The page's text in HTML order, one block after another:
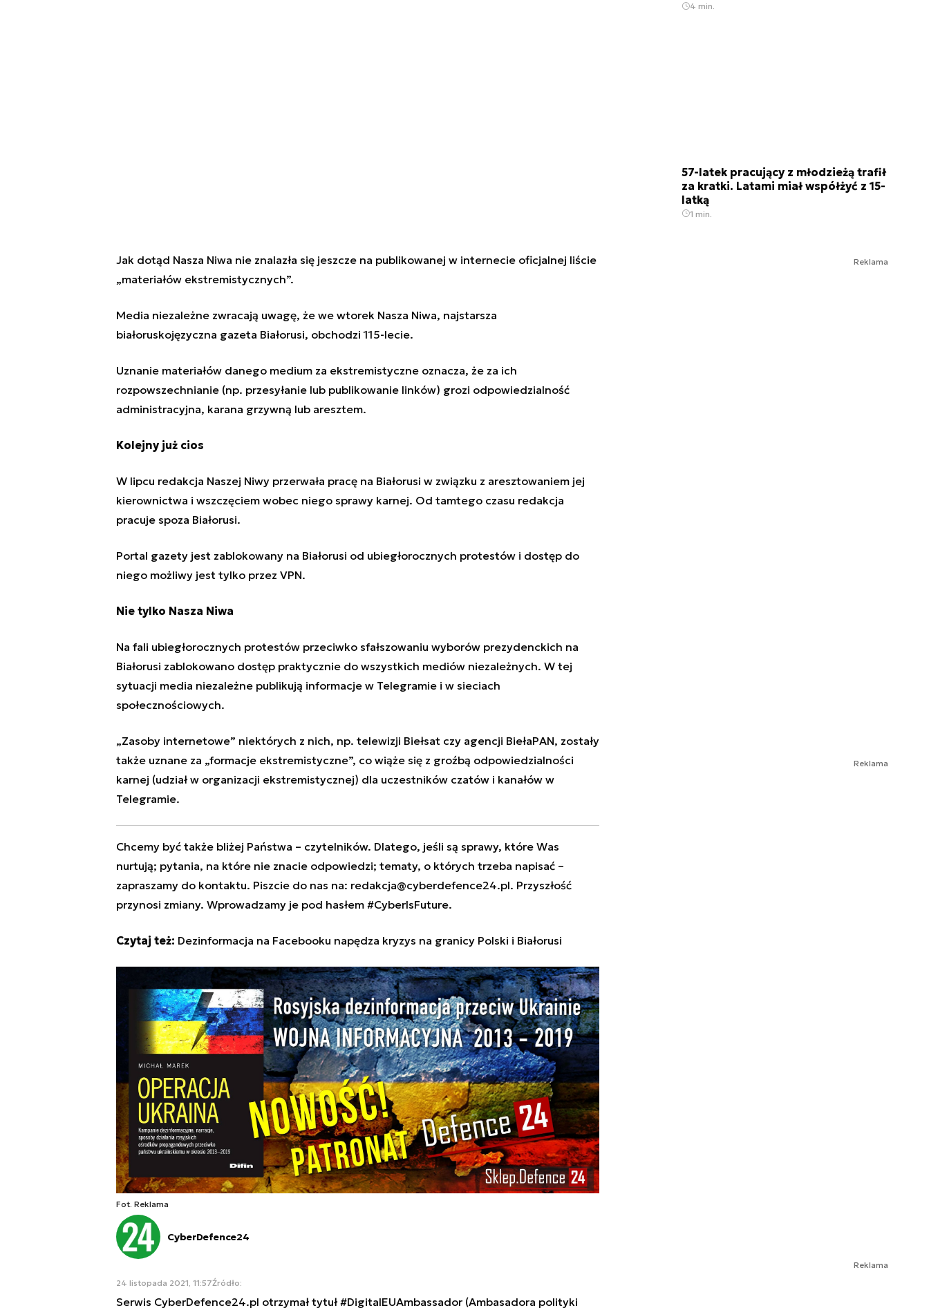
Jak dotąd Nasza Niwa nie znalazła się jeszcze na publikowanej w internecie oficjalnej liście
„materiałów ekstremistycznych”.
Media niezależne zwracają uwagę, że we wtorek Nasza Niwa, najstarsza
białoruskojęzyczna gazeta Białorusi, obchodzi 115-lecie.
Uznanie materiałów danego medium za ekstremistyczne oznacza, że za ich
rozpowszechnianie (np. przesyłanie lub publikowanie linków) grozi odpowiedzialność
administracyjna, karana grzywną lub aresztem.
Kolejny już cios
W lipcu redakcja Naszej Niwy przerwała pracę na Białorusi w związku z aresztowaniem jej
kierownictwa i wszczęciem wobec niego sprawy karnej. Od tamtego czasu redakcja
pracuje spoza Białorusi.
Portal gazety jest zablokowany na Białorusi od ubiegłorocznych protestów i dostęp do
niego możliwy jest tylko przez VPN.
Nie tylko Nasza Niwa
Na fali ubiegłorocznych protestów przeciwko sfałszowaniu wyborów prezydenckich na
Białorusi zablokowano dostęp praktycznie do wszystkich mediów niezależnych. W tej
sytuacji media niezależne publikują informacje w Telegramie i w sieciach
społecznościowych.
„Zasoby internetowe” niektórych z nich, np. telewizji Biełsat czy agencji BiełaPAN, zostały
także uznane za „formacje ekstremistyczne”, co wiąże się z groźbą odpowiedzialności
karnej (udział w organizacji ekstremistycznej) dla uczestników czatów i kanałów w
Telegramie.
Chcemy być także bliżej Państwa – czytelników. Dlatego, jeśli są sprawy, które Was
nurtują; pytania, na które nie znacie odpowiedzi; tematy, o których trzeba napisać –
zapraszamy do kontaktu. Piszcie do nas na: redakcja@cyberdefence24.pl. Przyszłość
przynosi zmiany. Wprowadzamy je pod hasłem #CyberIsFuture.
Czytaj też: Dezinformacja na Facebooku napędza kryzys na granicy Polski i Białorusi
Fot. Reklama
CyberDefence24
24 listopada 2021, 11:57Źródło:
Serwis CyberDefence24.pl otrzymał tytuł #DigitalEUAmbassador (Ambasadora polityki
4 min.
57-latek pracujący z młodzieżą trafił
za kratki. Latami miał współżyć z 15-
latką
1 min.
Reklama
Reklama
Reklama